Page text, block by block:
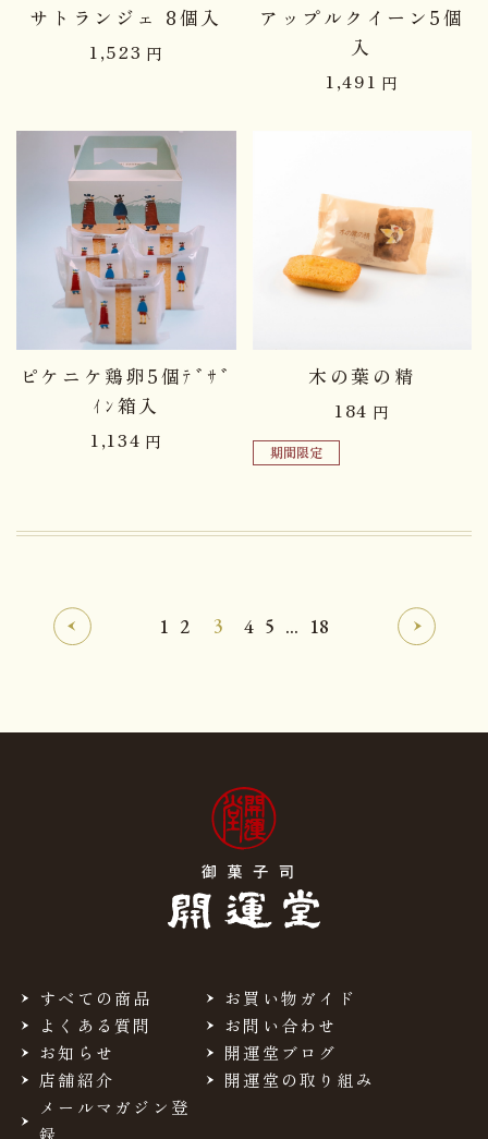
サトランジェ 8個入
1,523 円
アップルクイーン5個
入
1,491 円
ピケニケ鶏卵5個ﾃﾞｻﾞ
ｲﾝ箱入
1,134 円
木の葉の精
184 円
期間限定
1 2 3 4 5 ... 18
すべての商品
お買い物ガイド
よくある質問
お問い合わせ
お知らせ
開運堂ブログ
店舗紹介
開運堂の取り組み
メールマガジン登
録